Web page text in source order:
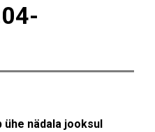
ühe nädala jooksul